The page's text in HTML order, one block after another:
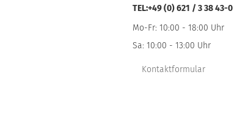
TEL:+49 (0) 621 / 3 38 43-0
Mo-Fr: 10:00 - 18:00 Uhr
Sa: 10:00 - 13:00 Uhr
Kontaktformular